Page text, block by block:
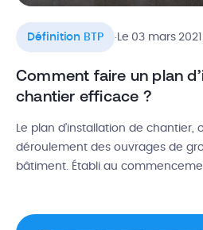
Définition BTP Le 03 mars 2021
Comment faire un plan
chantier efficace ?
Le plan d’installation de chantier,
déroulement des ouvrages de
bâtiment. Établi au
Qu’est-ce qu’un PIC bâtiment et